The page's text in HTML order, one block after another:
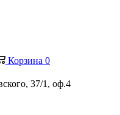
Корзина 0
37/1, оф.4